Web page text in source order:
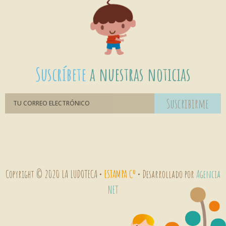
Suscríbetea nuestras noticias
Suscribirme
Copyright © 2020 LA LUDOTECA • ESTAMPA Cº • Desarrollado porAgencia
NET